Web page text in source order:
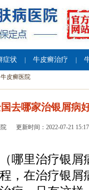
症状 牛皮癣治疗
牛皮癣医院
去哪家治银屑病
更新时间：2022-07-21
哪里治疗银屑
，在治疗银屑